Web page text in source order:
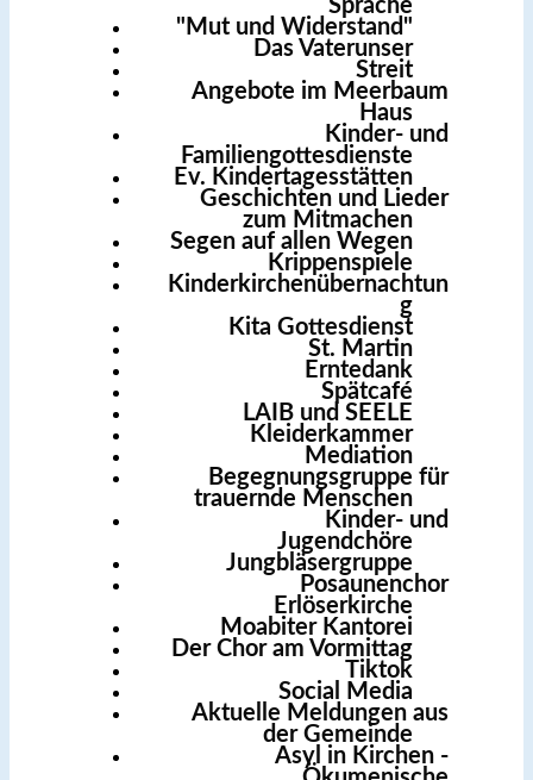
Sprache
"Mut und Widerstand"
Das Vaterunser
Streit
Angebote im Meerbaum
Haus
Kinder- und
Familiengottesdienste
Ev. Kindertagesstätten
Geschichten und Lieder
zum Mitmachen
Segen auf allen Wegen
Krippenspiele
Kinderkirchenübernachtun
g
Kita Gottesdienst
St. Martin
Erntedank
Spätcafé
LAIB und SEELE
Kleiderkammer
Mediation
Begegnungsgruppe für
trauernde Menschen
Kinder- und
Jugendchöre
Jungbläsergruppe
Posaunenchor
Erlöserkirche
Moabiter Kantorei
Der Chor am Vormittag
Tiktok
Social Media
Aktuelle Meldungen aus
der Gemeinde
Asyl in Kirchen -